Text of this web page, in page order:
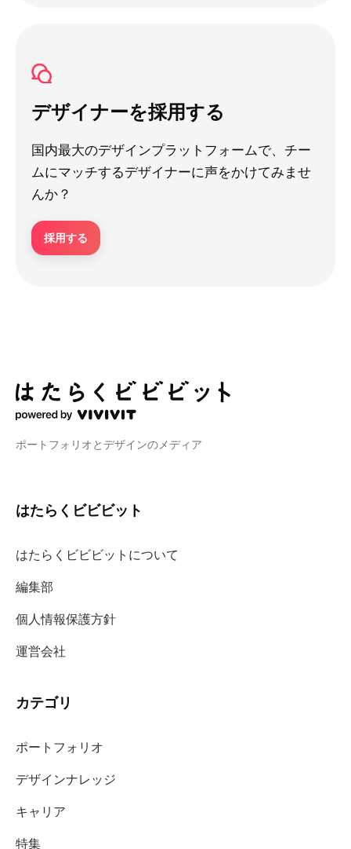
デザイナーを採用する
国内最大のデザインプラットフォームで、チー
ムにマッチするデザイナーに声をかけてみませ
んか？
採用する
ポートフォリオとデザインのメディア
はたらくビビビット
はたらくビビビットについて
編集部
個人情報保護方針
運営会社
カテゴリ
ポートフォリオ
デザインナレッジ
キャリア
特集